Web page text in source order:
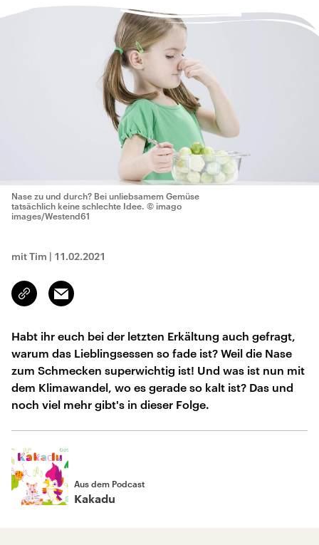
Nase zu und durch? Bei unliebsamem Gemüse
tatsächlich keine schlechte Idee. © imago
images/Westend61
mit Tim | 11.02.2021
Link
kopieren/teilen
Email
Habt ihr euch bei der letzten Erkältung auch gefragt,
warum das Lieblingsessen so fade ist? Weil die Nase
zum Schmecken superwichtig ist! Und was ist nun mit
dem Klimawandel, wo es gerade so kalt ist? Das und
noch viel mehr gibt's in dieser Folge.
Aus dem Podcast
Kakadu